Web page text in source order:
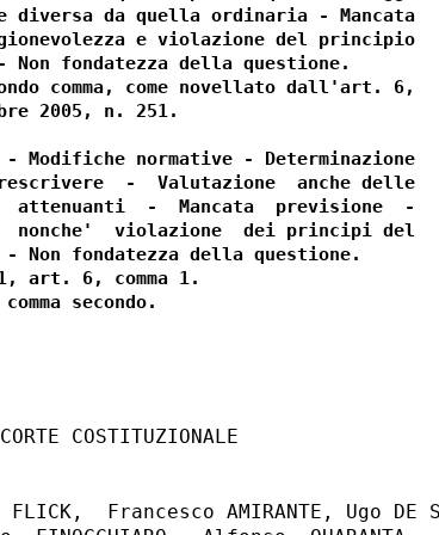
diversa da quella ordinaria - Mancata
e violazione del principio
Non fondatezza della questione.
comma, come novellato dall'art. 6,
2005, n. 251.
normative - Determinazione
-  Valutazione  anche delle
attenuanti  -  Mancata  previsione  -
nonche'  violazione  dei principi del
Non fondatezza della questione.
art. 6, comma 1.
COSTITUZIONALE
Francesco AMIRANTE, Ugo DE